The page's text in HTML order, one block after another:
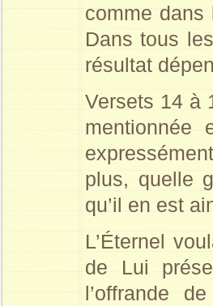
comme
Dans tous
résultat
Versets 14 à
mentionnée
plus, quelle
qu’il en est
L’Éternel
de Lui
l’offrande